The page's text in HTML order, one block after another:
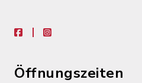
facebookinstagram
Öffnungszeiten